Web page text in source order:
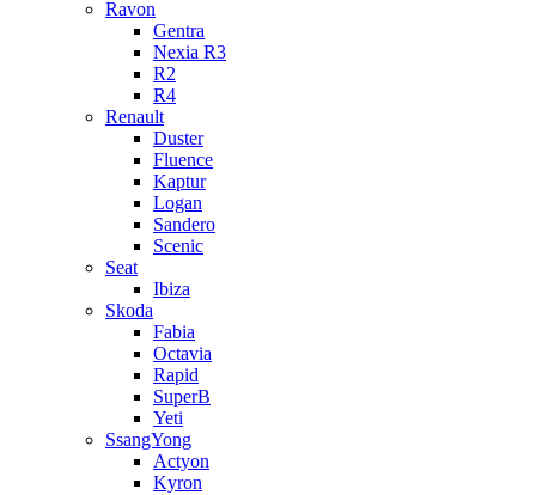
Ravon
Gentra
Nexia R3
R2
R4
Renault
Duster
Fluence
Kaptur
Logan
Sandero
Scenic
Seat
Ibiza
Skoda
Fabia
Octavia
Rapid
SuperB
Yeti
SsangYong
Actyon
Kyron